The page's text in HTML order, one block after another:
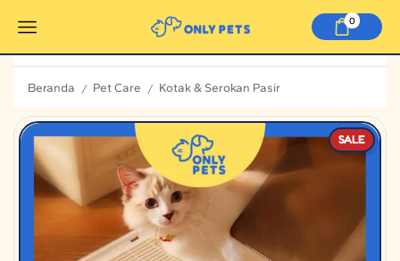
0
Beranda / Pet Care / Kotak & Serokan Pasir
SALE